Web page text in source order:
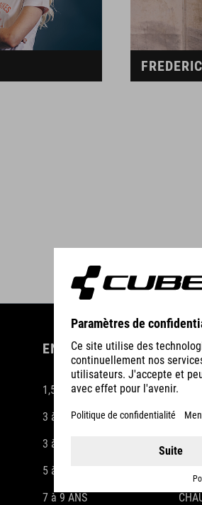
ENFANTS
1,5-3 ANS
3 à 4 ANS
3 à 5 ANS
5 à 7 ANS
7 à 9 ANS